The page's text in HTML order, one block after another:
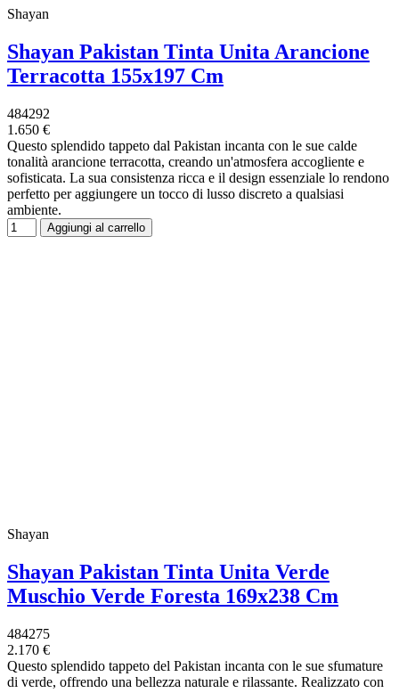
Shayan
Shayan Pakistan Tinta Unita Arancione
Terracotta 155x197 Cm
484292
1.650 €
Questo splendido tappeto dal Pakistan incanta con le sue calde
tonalità arancione terracotta, creando un'atmosfera accogliente e
sofisticata. La sua consistenza ricca e il design essenziale lo rendono
perfetto per aggiungere un tocco di lusso discreto a qualsiasi
ambiente.
Aggiungi al carrello
Shayan
Shayan Pakistan Tinta Unita Verde
Muschio Verde Foresta 169x238 Cm
484275
2.170 €
Questo splendido tappeto del Pakistan incanta con le sue sfumature
di verde, offrendo una bellezza naturale e rilassante. Realizzato con